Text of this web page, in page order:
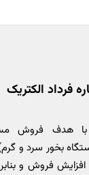
فرداد الکتریک
با هدف
بخور سرد و
افزایش فروش و